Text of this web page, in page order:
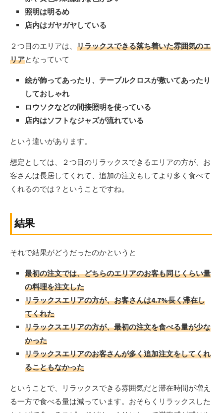
照明は明るめ
店内はガヤガヤしている
２つ目のエリアは、 リラックスできる落ち着いた雰囲気のエ
リアとなっていて
絵が飾ってあったり、テーブルクロスが敷いてあったり
しておしゃれ
ロウソクなどの間接照明を使っている
店内はソフトなジャズが流れている
という違いがあります。
想定としては、２つ目のリラックスできるエリアの方が、お
客さんは長居してくれて、追加の注文もしてより多く食べて
くれるのでは？ということですね。
結果
それで結果がどうだったのかというと
最初の注文では、どちらのエリアのお客も同じくらい量
の料理を注文した
リラックスエリアの方が、お客さんは4.7%長く滞在し
てくれた
リラックスエリアの方が、最初の注文を食べる量が少な
かった
リラックスエリアのお客さんが多く追加注文をしてくれ
ることもなかった
ということで、リラックスできる雰囲気だと滞在時間が増え
る一方で食べる量は減っています。おそらくリラックスした